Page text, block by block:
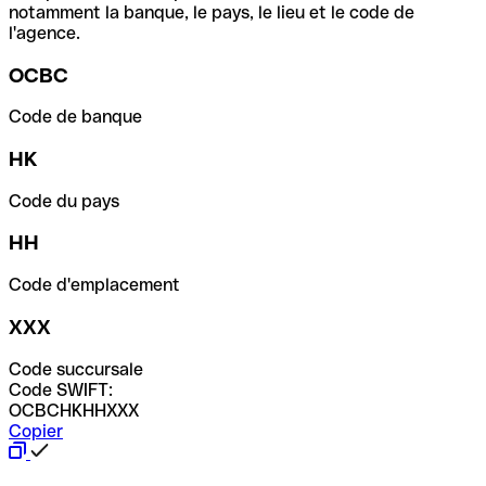
notamment la banque, le pays, le lieu et le code de
l'agence.
OCBC
Code de banque
HK
Code du pays
HH
Code d'emplacement
XXX
Code succursale
Code SWIFT:
OCBCHKHHXXX
Copier